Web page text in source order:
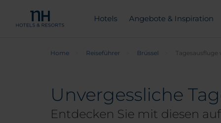
Hotels Angebote & Inspiration
Home Reiseführer Brüssel Tagesausfluge
Unvergessliche
Entdecken Sie mit diesen